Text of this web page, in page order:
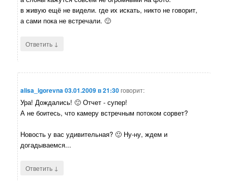
в живую ещё не видели. где их искать, никто не говорит,
а сами пока не встречали. 🙂
Ответить ↓
alisa_igorevna03.01.2009 в 21:30говорит:
Ура! Дождались! 🙂 Отчет - супер!
А не боитесь, что камеру встречным потоком сорвет?
Новость у вас удивительная? 🙂 Ну-ну, ждем и
догадываемся...
Ответить ↓